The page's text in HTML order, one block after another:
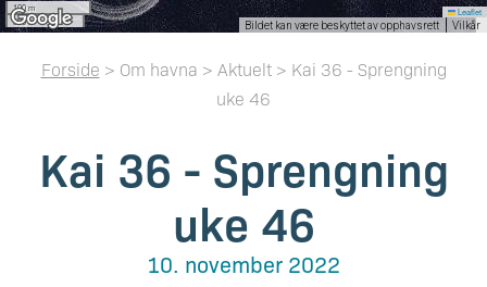
100 m
300 ft
Leaflet
Bildet kan være beskyttet av opphavsrett
Vilkår
Forside > Om havna > Aktuelt > Kai 36 - Sprengning
uke 46
Kai 36 - Sprengning
uke 46
10. november 2022